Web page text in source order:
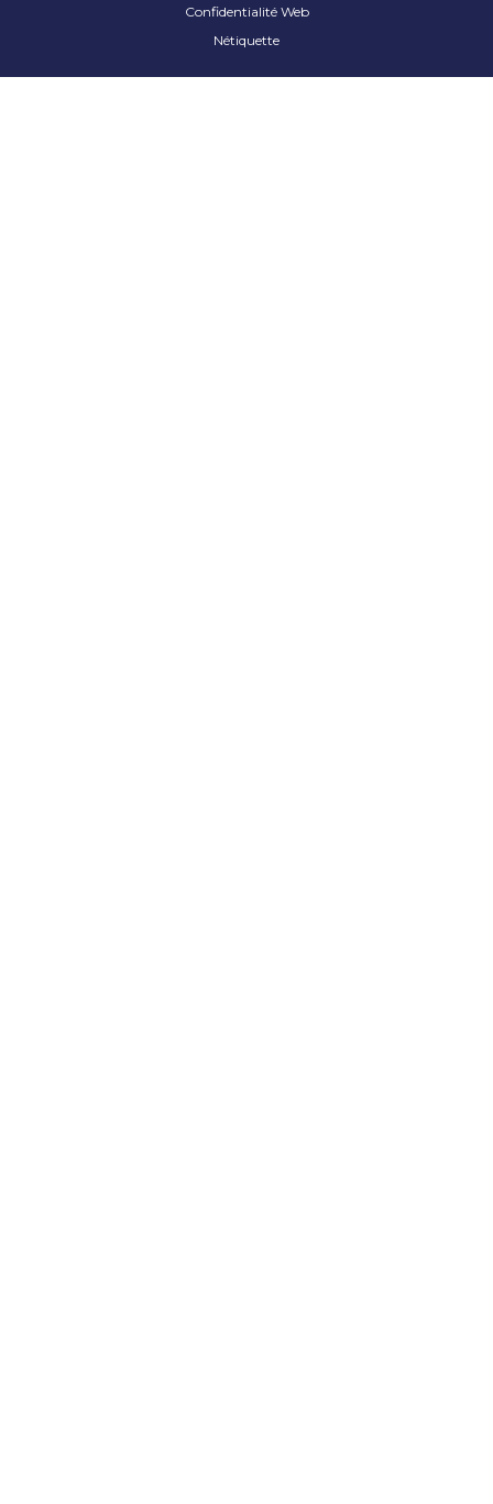
Confidentialité Web
Nétiquette